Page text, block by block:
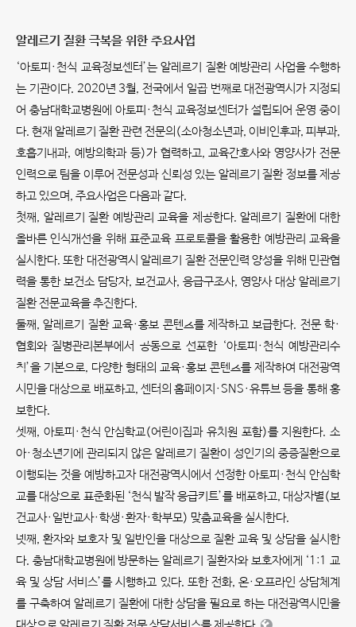
알레르기 질환 극복을 위한 주요사업
‘아토피·천식 교육정보센터’는 알레르기 질환 예방관리 사업을 수행하
는 기관이다. 2020년 3월, 전국에서 일곱 번째로 대전광역시가 지정되
어 충남대학교병원에 아토피·천식 교육정보센터가 설립되어 운영 중이
다. 현재 알레르기 질환 관련 전문의(소아청소년과, 이비인후과, 피부과,
호흡기내과, 예방의학과 등)가 협력하고, 교육간호사와 영양사가 전문
인력으로 팀을 이루어 전문성과 신뢰성 있는 알레르기 질환 정보를 제공
하고 있으며, 주요사업은 다음과 같다.
첫째, 알레르기 질환 예방관리 교육을 제공한다. 알레르기 질환에 대한
올바른 인식개선을 위해 표준교육 프로토콜을 활용한 예방관리 교육을
실시한다. 또한 대전광역시 알레르기 질환 전문인력 양성을 위해 민관협
력을 통한 보건소 담당자, 보건교사, 응급구조사, 영양사 대상 알레르기
질환 전문교육을 추진한다.
둘째, 알레르기 질환 교육·홍보 콘텐츠를 제작하고 보급한다. 전문 학·
협회와 질병관리본부에서 공동으로 선포한 ‘아토피·천식 예방관리수
칙’을 기본으로, 다양한 형태의 교육·홍보 콘텐츠를 제작하여 대전광역
시민을 대상으로 배포하고, 센터의 홈페이지·SNS·유튜브 등을 통해 홍
보한다.
셋째, 아토피·천식 안심학교(어린이집과 유치원 포함)를 지원한다. 소
아·청소년기에 관리되지 않은 알레르기 질환이 성인기의 중증질환으로
이행되는 것을 예방하고자 대전광역시에서 선정한 아토피·천식 안심학
교를 대상으로 표준화된 ‘천식 발작 응급키트’를 배포하고, 대상자별(보
건교사·일반교사·학생·환자·학부모) 맞춤교육을 실시한다.
넷째, 환자와 보호자 및 일반인을 대상으로 질환 교육 및 상담을 실시한
다. 충남대학교병원에 방문하는 알레르기 질환자와 보호자에게 ‘1:1 교
육 및 상담 서비스’를 시행하고 있다. 또한 전화, 온·오프라인 상담체계
를 구축하여 알레르기 질환에 대한 상담을 필요로 하는 대전광역시민을